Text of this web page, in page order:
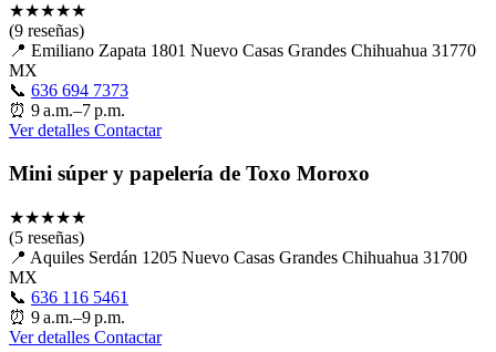
★★★★★
(9 reseñas)
📍 Emiliano Zapata 1801 Nuevo Casas Grandes Chihuahua 31770
MX
📞 636 694 7373
⏰ 9 a.m.–7 p.m.
Ver detalles Contactar
Mini súper y papelería de Toxo Moroxo
★★★★★
(5 reseñas)
📍 Aquiles Serdán 1205 Nuevo Casas Grandes Chihuahua 31700
MX
📞 636 116 5461
⏰ 9 a.m.–9 p.m.
Ver detalles Contactar